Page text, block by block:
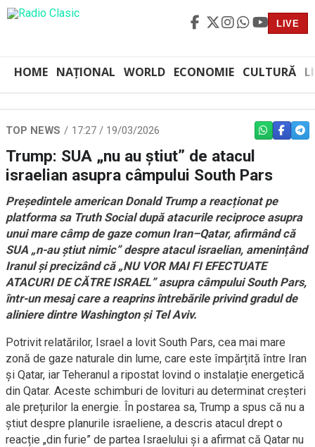
LIVE
HOME NAȚIONAL WORLD ECONOMIE CULTURĂ
TOP NEWS 17:27 / 19/03/2026 WHATSAPP
Trump: SUA „nu au știut” de atacul
israelian asupra câmpului South Pars
Președintele american Donald Trump a reacționat pe
platforma sa Truth Social după atacurile reciproce asupra
unui mare câmp de gaze comun Iran–Qatar, afirmând că
SUA „n-au știut nimic” despre atacul israelian, amenințând
Iranul și precizând că „NU VOR MAI FI EFECTUATE
ATACURI DE CĂTRE ISRAEL” asupra câmpului South Pars,
într-un mesaj care a reaprins întrebările privind gradul de
aliniere dintre Washington și Tel Aviv.
Potrivit relatărilor, Israel a lovit South Pars, cea mai mare
zonă de gaze naturale din lume, care este împărțită între Iran
și Qatar, iar Teheranul a ripostat lovind o instalație energetică
din Qatar. Aceste schimburi de lovituri au determinat creșteri
ale prețurilor la energie. În postarea sa, Trump a spus că nu a
știut despre planurile israeliene, a descris atacul drept o
reacție „din furie” de partea Israelului și a afirmat că Qatar nu